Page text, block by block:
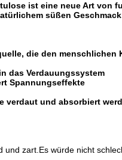
ist eine neue Art von
süßen
die den menschlichen
das Verdauungssystem
Spannungseffekte
verdaut und absorbiert
zart.Es würde nicht